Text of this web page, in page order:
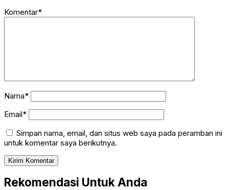
Komentar*
Nama*
Email*
Simpan nama, email, dan situs web saya pada peramban ini
untuk komentar saya berikutnya.
Rekomendasi Untuk Anda